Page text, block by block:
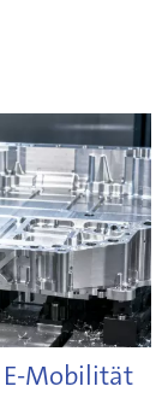
Mobilität